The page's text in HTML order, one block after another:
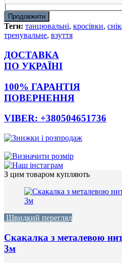
Продовжити
Теги: танцювальні, кросівки,
тренувальне, взуття
ДОСТАВКА
ПО УКРАЇНІ
100% ГАРАНТІЯ
ПОВЕРНЕННЯ
VIBER: +380504651736
З цим товаром купляють
Швидкий перегляд
Скакалка з металевою
3м